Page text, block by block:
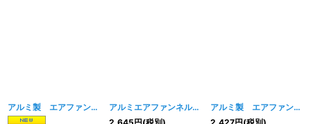
アルミ製 エアファンネル 50mm [1646w] アルミエアファンネル 100mm [043w]
アルミ製 エアファンネル 57mm